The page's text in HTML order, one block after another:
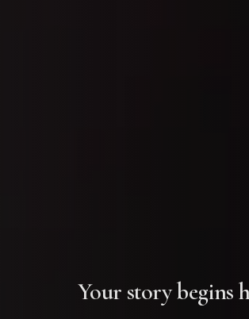
Your story begins